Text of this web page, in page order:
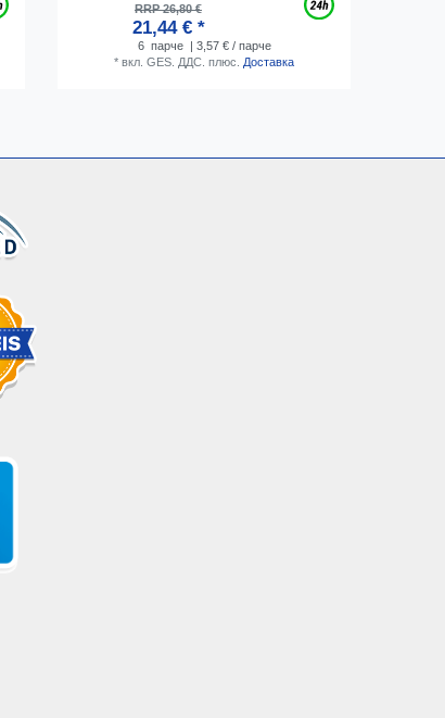
RRP 26,80 €
21,44 € *
6 парче
| 3,57 € / парче
* вкл. GES. ДДС. плюс. Доставка